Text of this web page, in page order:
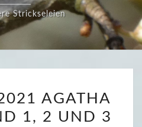
Strickseleien
1
,
AGATHA
1, 2 UND 3